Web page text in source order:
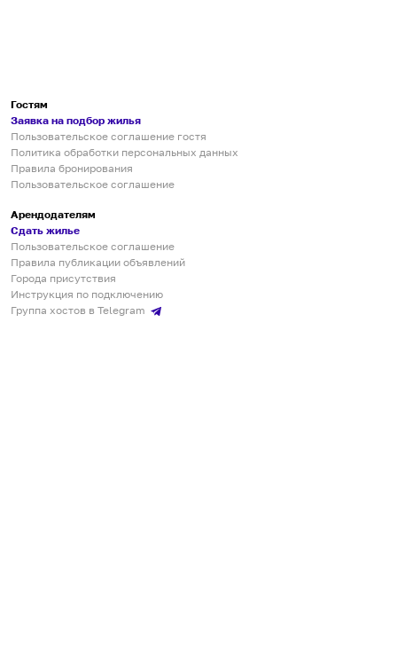
Гостям
Заявка на подбор жилья
Пользовательское соглашение гостя
Политика обработки персональных данных
Правила бронирования
Пользовательское соглашение
Арендодателям
Сдать жилье
Пользовательское соглашение
Правила публикации объявлений
Города присутствия
Инструкция по подключению
Группа хостов в Telegram